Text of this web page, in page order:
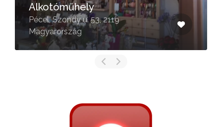
Alkotóműhely
Pécel, Szondy u. 53, 2119
Magyarország